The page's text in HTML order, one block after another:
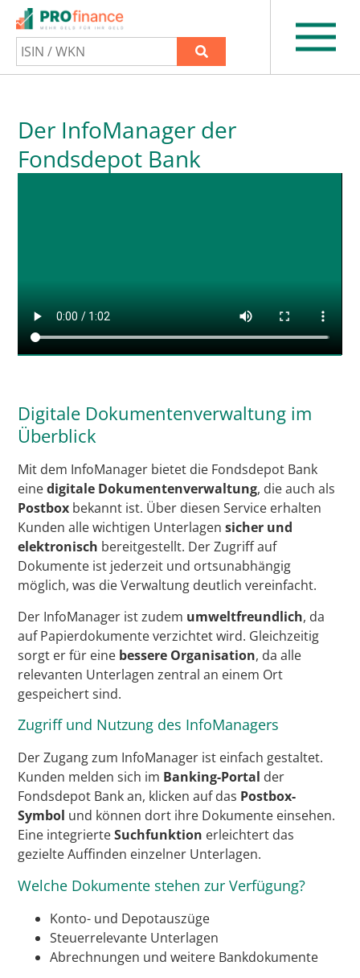
Der InfoManager der
Fondsdepot Bank
Digitale Dokumentenverwaltung im
Überblick
Mit dem InfoManager bietet die Fondsdepot Bank
einedigitale Dokumentenverwaltung, die auch als
Postbox bekannt ist. Über diesen Service erhalten
Kunden alle wichtigen Unterlagensicher und
elektronisch bereitgestellt. Der Zugriff auf
Dokumente ist jederzeit und ortsunabhängig
möglich, was die Verwaltung deutlich vereinfacht.
Der InfoManager ist zudem umweltfreundlich, da
auf Papierdokumente verzichtet wird. Gleichzeitig
sorgt er für eine bessere Organisation, da alle
relevanten Unterlagen zentral an einem Ort
gespeichert sind.
Zugriff und Nutzung des InfoManagers
Der Zugang zum InfoManager ist einfach gestaltet.
Kunden melden sich im Banking-Portal der
Fondsdepot Bank an, klicken auf das Postbox-
Symbol und können dort ihre Dokumente einsehen.
Eine integrierteSuchfunktion erleichtert das
gezielte Auffinden einzelner Unterlagen.
Welche Dokumente stehen zur Verfügung?
Konto- und Depotauszüge
Steuerrelevante Unterlagen
Abrechnungen und weitere Bankdokumente